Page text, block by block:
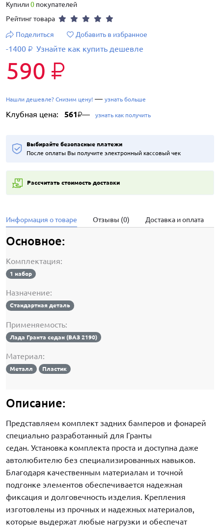
Купили0 покупателей
Рейтинг товара
Поделиться
Добавить в избранное
-1400 ₽ Узнайте как купить дешевле
590 ₽
Нашли дешевле? Снизим цену! — узнать больше
Клубная цена: 561₽— узнать как получить
Выбирайте безопасные платежи
После оплаты Вы получите электронный кассовый чек
Рассчитать стоимость доставки
Информация о товаре Отзывы (0) Доставка и оплата
Основное:
Комплектация:
1 набор
Назначение:
Стандартная деталь
Применяемость:
Лада Гранта седан (ВАЗ 2190)
Материал:
Металл Пластик
Описание:
Представляем комплект задних бамперов и фонарей
специально разработанный для Гранты
седан. Установка комплекта проста и доступна даже
автолюбителю без специализированных навыков.
Благодаря качественным материалам и точной
подгонке элементов обеспечивается надежная
фиксация и долговечность изделия. Крепления
изготовлены из прочных и надежных материалов,
которые выдержат любые нагрузки и обеспечат